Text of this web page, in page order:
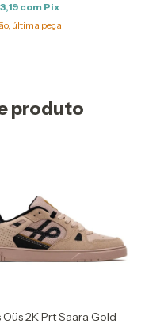
com Pix
última peça!
produto
Oüs 2K Prt Saara Gold